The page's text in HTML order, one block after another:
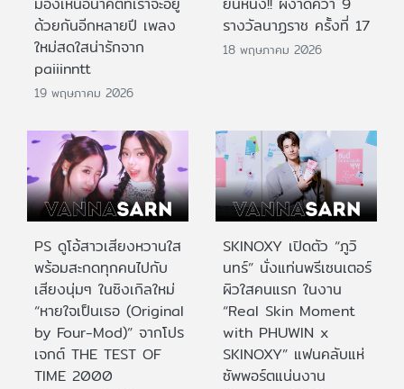
ด้วยกันอีกหลายปี เพลง
ใหม่สดใสน่ารักจาก
paiiinntt
19 พฤษภาคม 2026
รางวัลนาฏราช ครั้งที่ 17
18 พฤษภาคม 2026
PS ดูโอ้สาวเสียงหวานใส
พร้อมสะกดทุกคนไปกับ
เสียงนุ่มๆ ในซิงเกิลใหม่
“หายใจเป็นเธอ (Original
by Four-Mod)” จากโปร
เจกต์ THE TEST OF
TIME 2000
SKINOXY เปิดตัว “ภูวิ
นทร์” นั่งแท่นพรีเซนเตอร์
ผิวใสคนแรก ในงาน
“Real Skin Moment
with PHUWIN x
SKINOXY” แฟนคลับแห่
ซัพพอร์ตแน่นงาน